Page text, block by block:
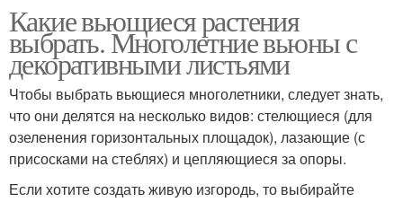
Какие вьющиеся растения
выбрать. Многолетние вьюны с
декоративными листьями
Чтобы выбрать вьющиеся многолетники, следует знать,
что они делятся на несколько видов: стелющиеся (для
озеленения горизонтальных площадок), лазающие (с
присосками на стеблях) и цепляющиеся за опоры.
Если хотите создать живую изгородь, то выбирайте